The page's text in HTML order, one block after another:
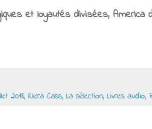
et loyautés divisées, America
2018, Kiera Cass, La sélection, Livres audio,